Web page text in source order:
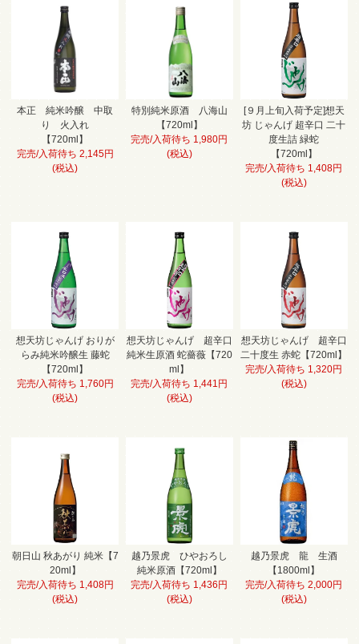
本正 純米吟醸 中取
り 火入れ
【720ml】
完売/入荷待ち 2,145円
(税込)
特別純米原酒 八海山
【720ml】
完売/入荷待ち 1,980円
(税込)
[９月上旬入荷予定]想天
坊 じゃんげ 超辛口 二十
度生詰 緑蛇
【720ml】
完売/入荷待ち 1,408円
(税込)
想天坊じゃんげ おりが
らみ純米吟醸生 藤蛇
【720ml】
完売/入荷待ち 1,760円
(税込)
想天坊じゃんげ 超辛口
純米生原酒 蛇薔薇【720
ml】
完売/入荷待ち 1,441円
(税込)
想天坊じゃんげ 超辛口
二十度生 赤蛇【720ml】
完売/入荷待ち 1,320円
(税込)
朝日山 秋あがり 純米【7
20ml】
完売/入荷待ち 1,408円
(税込)
越乃景虎 ひやおろし
純米原酒【720ml】
完売/入荷待ち 1,436円
(税込)
越乃景虎 龍 生酒
【1800ml】
完売/入荷待ち 2,000円
(税込)